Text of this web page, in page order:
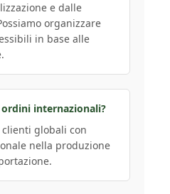
e dalle
organizzare
in base alle
internazionali?
globali con
nella produzione